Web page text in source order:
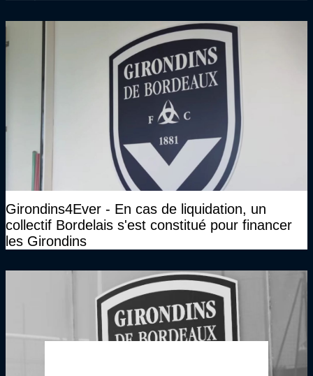
Girondins4Ever - En cas de liquidation, un
collectif Bordelais s'est constitué pour financer
les Girondins